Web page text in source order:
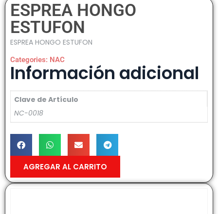
ESPREA HONGO
ESTUFON
ESPREA HONGO ESTUFON
Categories: NAC
Información adicional
Clave de Artículo
NC-0018
AGREGAR AL CARRITO